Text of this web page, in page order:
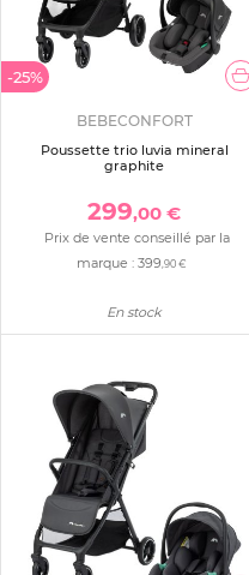
-25%
BEBECONFORT
Poussette trio luvia mineral
graphite
299,00 €
Prix de vente conseillé par la
marque :399 ,90 €
En stock